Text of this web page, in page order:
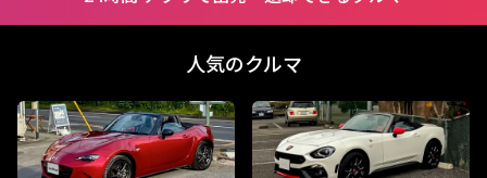
人気のクルマ